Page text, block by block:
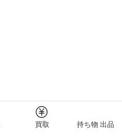
買取 持ち物 出品